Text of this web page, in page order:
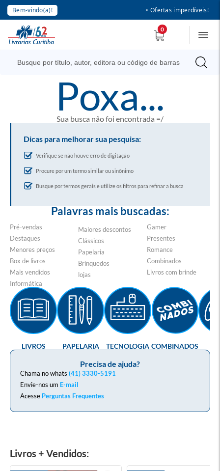
Bem-vindo(a)! • Ofertas imperdíveis!
0
poxa...
Sua busca não foi encontrada =/
Dicas para melhorar sua pesquisa:
Verifique se não houve erro de digitação
Procure por um termo similar ou sinônimo
Busque por termos gerais e utilize os filtros para refinar a busca
Palavras mais buscadas:
Pré-vendas
Destaques
Menores preços
Box de livros
Mais vendidos
Informática
Maiores descontos
Clássicos
Papelaria
Brinquedos
lojas
Gamer
Presentes
Romance
Combinados
Livros com brinde
Precisa de ajuda?
Chama no whats (41) 3330-5191
Envie-nos um E-mail
Acesse Perguntas Frequentes
LIVROS PAPELARIA TECNOLOGIA COMBINADOS
Livros + Vendidos: